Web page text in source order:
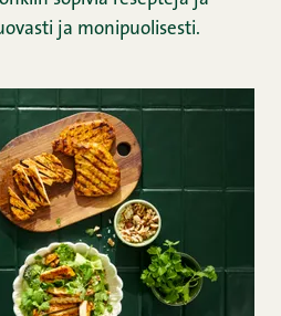
ja monipuolisesti.